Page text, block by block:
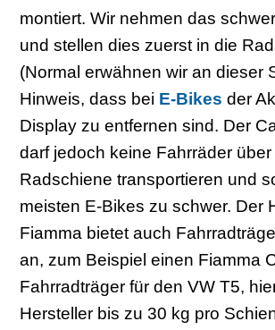
montiert. Wir nehmen das
und stellen dies zuerst in die
(Normal erwähnen wir an dieser
Hinweis, dass bei E-Bikes der
Display zu entfernen sind. Der
darf jedoch keine Fahrräder
Radschiene transportieren und
meisten E-Bikes zu schwer. Der
Fiamma bietet auch
an, zum Beispiel einen Fiamma
Fahrradträger für den VW T5,
Hersteller bis zu 30 kg pro